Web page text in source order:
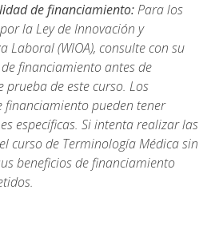
de financiamiento:Para los
la Ley de Innovación y
Laboral (WIOA), consulte con su
financiamiento antes de
de este curso. Los
pueden tener
específicas. Si intenta realizar las
curso de Terminología Médica sin
beneficios de financiamiento